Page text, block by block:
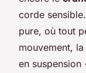
corde
pure, où tout
mouvement,
en